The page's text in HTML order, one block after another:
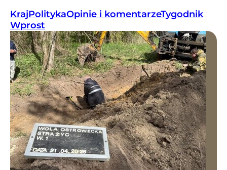
KrajPolitykaOpinie i komentarzeTygodnik
Wprost